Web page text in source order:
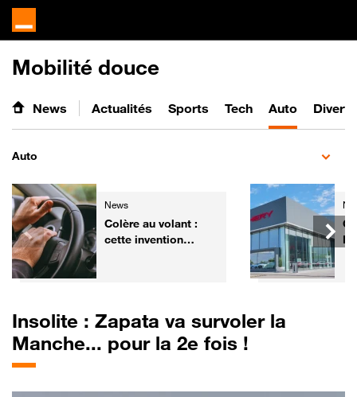
Mobilité douce
News Actualités Sports Tech Auto
Auto
News
Colère au volant :
cette invention
Insolite : Zapata va survoler la
Manche... pour la 2e fois !